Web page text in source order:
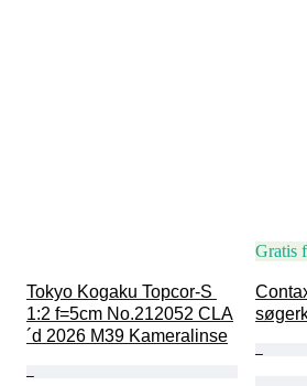
Tokyo Kogaku Topcor-S
1:2 f=5cm No.212052 CLA
´d 2026 M39 Kameralinse
Gratis